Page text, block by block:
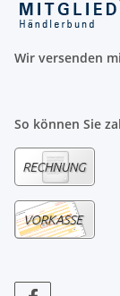
Wir versenden
So können Sie